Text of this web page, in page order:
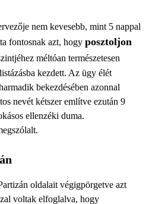
nem kevesebb, mint 5 nappal
fontosnak azt, hogy posztoljon
méltóan természetesen
kezdett. Az ügy élét
bekezdésében azonnal
nevét kétszer említve ezután 9
ellenzéki duma.
oldalait végigpörgetve azt
voltak elfoglalva, hogy